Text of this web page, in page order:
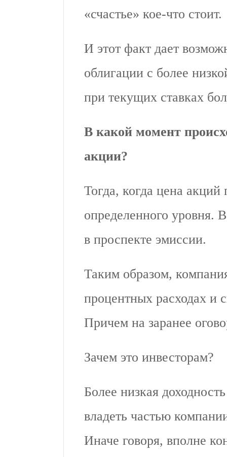
«счастье» кое-что стоит.
И этот факт дает
облигации с более
при текущих ставках
В какой момент
акции?
Тогда, когда цена
определенного уровня.
в проспекте эмиссии.
Таким образом,
процентных расходах и
Причем на заранее
Зачем это инвесторам?
Более низкая
владеть частью
Иначе говоря, вполне